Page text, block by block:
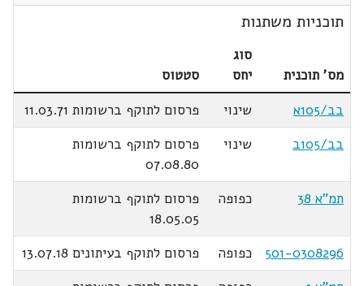
תוכניות משתנות
מס' תוכנית
סוג
יחס
סטטוס
בב/105א
שינוי
פרסום לתוקף ברשומות 11.03.71
בב/105ב
שינוי
פרסום לתוקף ברשומות
07.08.80
תמ"א 38
כפופה
פרסום לתוקף ברשומות
18.05.05
501-0308296
כפופה
פרסום לתוקף בעיתונים 13.07.18